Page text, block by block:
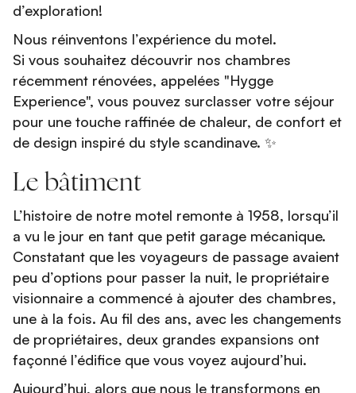
d’exploration!
Nous réinventons l’expérience du motel.
Si vous souhaitez découvrir nos chambres
récemment rénovées, appelées "Hygge
Experience", vous pouvez surclasser votre séjour
pour une touche raffinée de chaleur, de confort et
de design inspiré du style scandinave. ✨
Le bâtiment
L’histoire de notre motel remonte à 1958, lorsqu’il
a vu le jour en tant que petit garage mécanique.
Constatant que les voyageurs de passage avaient
peu d’options pour passer la nuit, le propriétaire
visionnaire a commencé à ajouter des chambres,
une à la fois. Au fil des ans, avec les changements
de propriétaires, deux grandes expansions ont
façonné l’édifice que vous voyez aujourd’hui.
Aujourd’hui, alors que nous le transformons en